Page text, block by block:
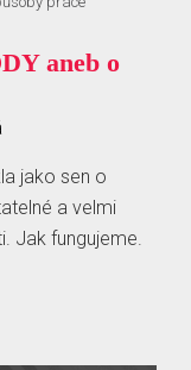
aneb o
jako sen o
a velmi
Jak fungujeme.